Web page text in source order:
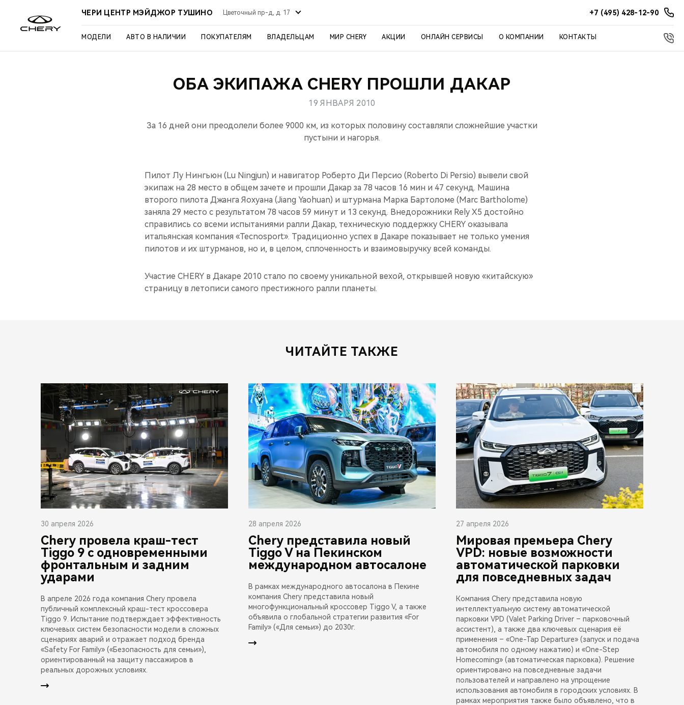
ЧЕРИ ЦЕНТР МЭЙДЖОР ТУШИНО Цветочный пр-д, д. 17 +7 (495) 428-12-90
МОДЕЛИ АВТО В НАЛИЧИИ ПОКУПАТЕЛЯМ ВЛАДЕЛЬЦАМ МИР CHERY АКЦИИ ОНЛАЙН СЕРВИСЫ О КОМПАНИИ КОНТАКТЫ
ОБА ЭКИПАЖА CHERY ПРОШЛИ ДАКАР
19 ЯНВАРЯ 2010
За 16 дней они преодолели более 9000 км, из которых половину составляли сложнейшие участки
пустыни и нагорья.
Пилот Лу Нингьюн (Lu Ningjun) и навигатор Роберто Ди Персио (Roberto Di Persio) вывели свой
экипаж на 28 место в общем зачете и прошли Дакар за 78 часов 16 мин и 47 секунд. Машина
второго пилота Джанга Яохуана (Jiang Yaohuan) и штурмана Марка Бартоломе (Marc Bartholome)
заняла 29 место с результатом 78 часов 59 минут и 13 секунд. Внедорожники Rely Х5 достойно
справились со всеми испытаниями ралли Дакар, техническую поддержку CHERY оказывала
итальянская компания «Tecnosport». Традиционно успех в Дакаре показывает не только умения
пилотов и их штурманов, но и, в целом, сплоченность и взаимовыручку всей команды.
Участие CHERY в Дакаре 2010 стало по своему уникальной вехой, открывшей новую «китайскую»
страницу в летописи самого престижного ралли планеты.
ЧИТАЙТЕ ТАКЖЕ
30 апреля 2026
Chery провела краш-тест
Tiggo 9 с одновременными
фронтальным и задним
ударами
В апреле 2026 года компания Chery провела
публичный комплексный краш-тест кроссовера
Tiggo 9. Испытание подтверждает эффективность
ключевых систем безопасности модели в сложных
сценариях аварий и отражает подход бренда
«Safety For Family» («Безопасность для семьи»),
ориентированный на защиту пассажиров в
реальных дорожных условиях.
28 апреля 2026
Chery представила новый
Tiggo V на Пекинском
международном автосалоне
В рамках международного автосалона в Пекине
компания Chery представила новый
многофункциональный кроссовер Tiggo V, а также
объявила о глобальной стратегии развития «For
Family» («Для семьи») до 2030г.
27 апреля 2026
Мировая премьера Chery
VPD: новые возможности
автоматической парковки
для повседневных задач
Компания Chery представила новую
интеллектуальную систему автоматической
парковки VPD (Valet Parking Driver – парковочный
ассистент), а также два ключевых сценария её
применения – «One-Tap Departure» (запуск и подача
автомобиля по одному нажатию) и «One-Step
Homecoming» (автоматическая парковка). Решение
ориентировано на повседневные задачи
пользователей и направлено на упрощение
использования автомобиля в городских условиях. В
рамках мероприятия также было объявлено, что в